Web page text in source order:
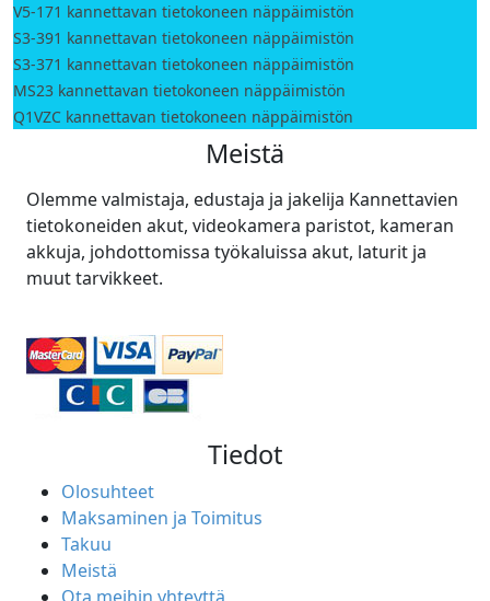
V5-171 kannettavan tietokoneen näppäimistön
S3-391 kannettavan tietokoneen näppäimistön
S3-371 kannettavan tietokoneen näppäimistön
MS23 kannettavan tietokoneen näppäimistön
Q1VZC kannettavan tietokoneen näppäimistön
Meistä
Olemme valmistaja, edustaja ja jakelija Kannettavien
tietokoneiden akut, videokamera paristot, kameran
akkuja, johdottomissa työkaluissa akut, laturit ja
muut tarvikkeet.
Tiedot
Olosuhteet
Maksaminen ja Toimitus
Takuu
Meistä